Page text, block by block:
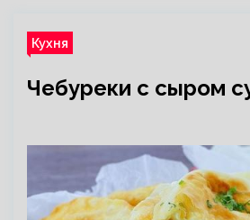
Кухня
Чебуреки с сыром